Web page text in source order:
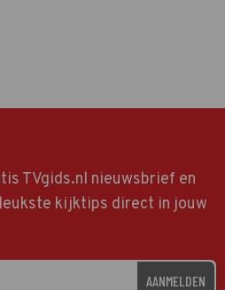
TVgids.nl nieuwsbrief en
kijktips direct in jouw
AANMELDEN